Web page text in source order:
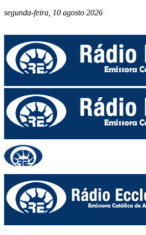
segunda-feira, 10 agosto 2026